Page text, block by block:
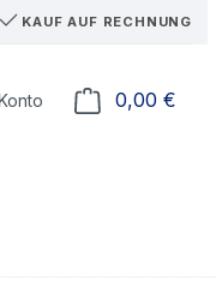
KAUF AUF RECHNUNG
0,00 €